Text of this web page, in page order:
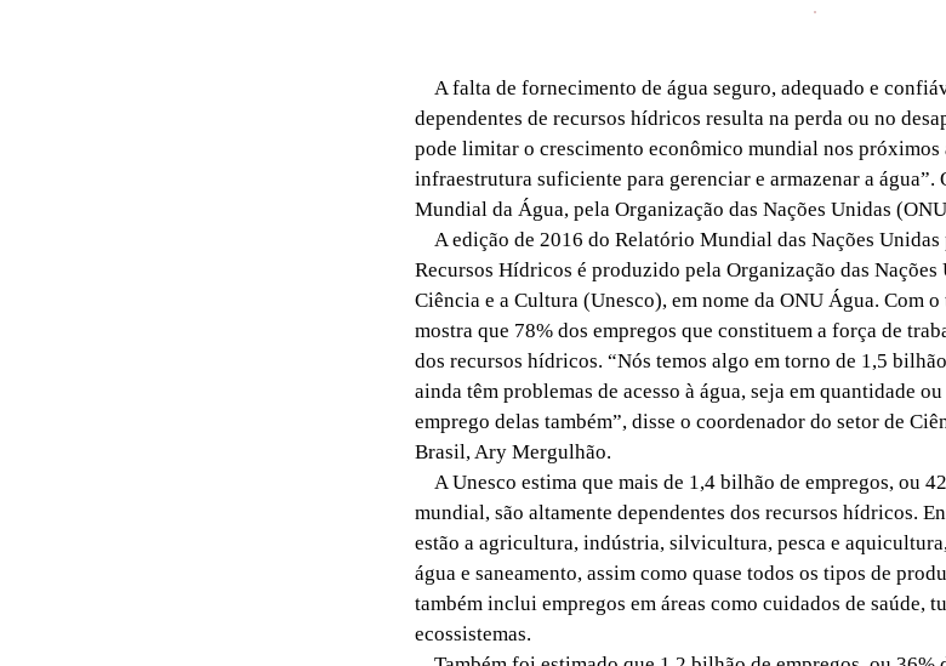
A falta de fornecimento de água seguro, adequado e
dependentes de recursos hídricos resulta na perda ou no
pode limitar o crescimento econômico mundial nos próximos
infraestrutura suficiente para gerenciar e armazenar a
Mundial da Água, pela Organização das Nações Unidas
A edição de 2016 do Relatório Mundial das Nações Unidas
Recursos Hídricos é produzido pela Organização das Nações
Ciência e a Cultura (Unesco), em nome da ONU Água. Com o
mostra que 78% dos empregos que constituem a força de
dos recursos hídricos. “Nós temos algo em torno de 1,5
ainda têm problemas de acesso à água, seja em quantidade
emprego delas também”, disse o coordenador do setor de
Brasil, Ary Mergulhão.
A Unesco estima que mais de 1,4 bilhão de empregos, ou
mundial, são altamente dependentes dos recursos hídricos.
estão a agricultura, indústria, silvicultura, pesca e
água e saneamento, assim como quase todos os tipos de
também inclui empregos em áreas como cuidados de saúde,
ecossistemas.